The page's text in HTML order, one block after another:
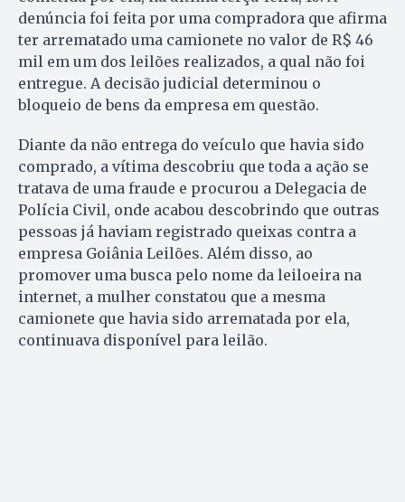
denúncia foi feita por uma compradora que afirma
ter arrematado uma camionete no valor de R$ 46
mil em um dos leilões realizados, a qual não foi
entregue. A decisão judicial determinou o
bloqueio de bens da empresa em questão.
Diante da não entrega do veículo que havia sido
comprado, a vítima descobriu que toda a ação se
tratava de uma fraude e procurou a Delegacia de
Polícia Civil, onde acabou descobrindo que outras
pessoas já haviam registrado queixas contra a
empresa Goiânia Leilões. Além disso, ao
promover uma busca pelo nome da leiloeira na
internet, a mulher constatou que a mesma
camionete que havia sido arrematada por ela,
continuava disponível para leilão.